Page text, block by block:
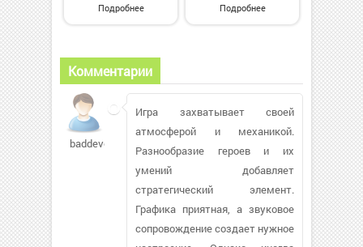
Подробнее Подробнее
Комментарии
baddevohka
Игра захватывает своей
атмосферой и механикой.
Разнообразие героев и их
умений добавляет
стратегический элемент.
Графика приятная, а звуковое
сопровождение создает нужное